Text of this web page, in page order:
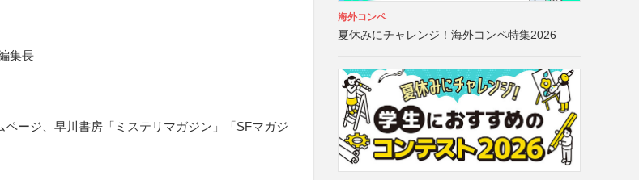
集長
ページ、早川書房「ミステリマガジン」「SFマガジ
海外コンペ
夏休みにチャレンジ！海外コンペ特集2026